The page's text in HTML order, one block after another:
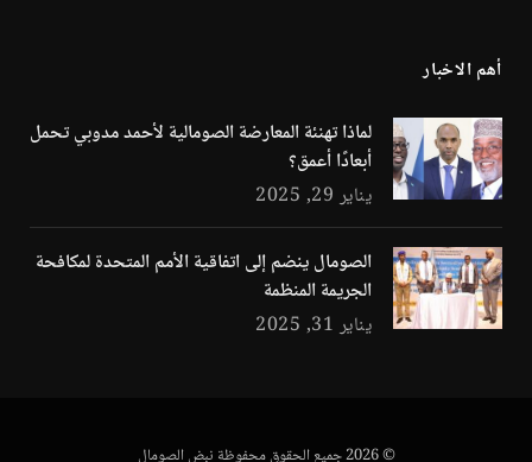
أهم الاخبار
لماذا تهنئة المعارضة الصومالية لأحمد مدوبي تحمل
أبعادًا أعمق؟
يناير 29, 2025
الصومال ينضم إلى اتفاقية الأمم المتحدة لمكافحة
الجريمة المنظمة
يناير 31, 2025
© 2026 جميع الحقوق محفوظة نبض الصومال